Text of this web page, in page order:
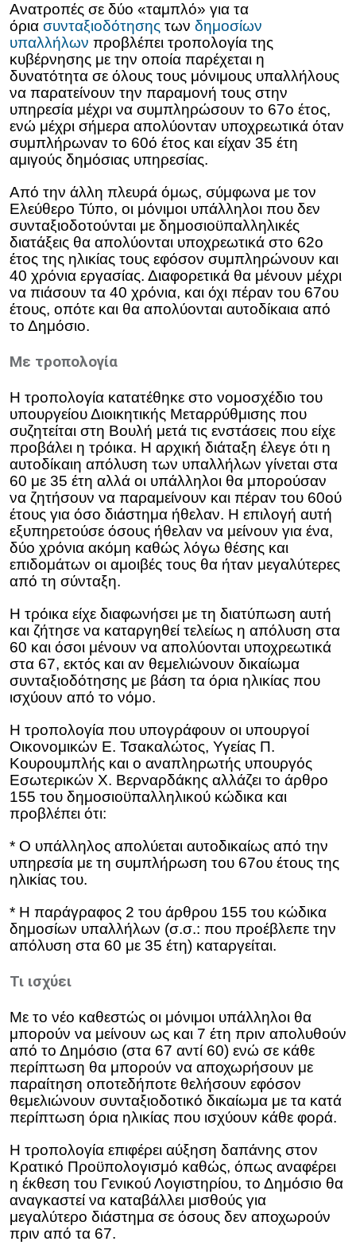
Ανατροπές σε δύο «ταμπλό» για τα
όρια συνταξιοδότησης των δημοσίων
υπαλλήλων προβλέπει τροπολογία της
κυβέρνησης με την οποία παρέχεται η
δυνατότητα σε όλους τους μόνιμους υπαλλήλους
να παρατείνουν την παραμονή τους στην
υπηρεσία μέχρι να συμπληρώσουν το 67ο έτος,
ενώ μέχρι σήμερα απολύονταν υποχρεωτικά όταν
συμπλήρωναν το 60ό έτος και είχαν 35 έτη
αμιγούς δημόσιας υπηρεσίας.
Από την άλλη πλευρά όμως, σύμφωνα με τον
Ελεύθερο Τύπο, οι μόνιμοι υπάλληλοι που δεν
συνταξιοδοτούνται με δημοσιοϋπαλληλικές
διατάξεις θα απολύονται υποχρεωτικά στο 62ο
έτος της ηλικίας τους εφόσον συμπληρώνουν και
40 χρόνια εργασίας. Διαφορετικά θα μένουν μέχρι
να πιάσουν τα 40 χρόνια, και όχι πέραν του 67ου
έτους, οπότε και θα απολύονται αυτοδίκαια από
το Δημόσιο.
Με τροπολογία
Η τροπολογία κατατέθηκε στο νομοσχέδιο του
υπουργείου Διοικητικής Μεταρρύθμισης που
συζητείται στη Βουλή μετά τις ενστάσεις που είχε
προβάλει η τρόικα. Η αρχική διάταξη έλεγε ότι η
αυτοδίκαιη απόλυση των υπαλλήλων γίνεται στα
60 με 35 έτη αλλά οι υπάλληλοι θα μπορούσαν
να ζητήσουν να παραμείνουν και πέραν του 60ού
έτους για όσο διάστημα ήθελαν. Η επιλογή αυτή
εξυπηρετούσε όσους ήθελαν να μείνουν για ένα,
δύο χρόνια ακόμη καθώς λόγω θέσης και
επιδομάτων οι αμοιβές τους θα ήταν μεγαλύτερες
από τη σύνταξη.
Η τρόικα είχε διαφωνήσει με τη διατύπωση αυτή
και ζήτησε να καταργηθεί τελείως η απόλυση στα
60 και όσοι μένουν να απολύονται υποχρεωτικά
στα 67, εκτός και αν θεμελιώνουν δικαίωμα
συνταξιοδότησης με βάση τα όρια ηλικίας που
ισχύουν από το νόμο.
Η τροπολογία που υπογράφουν οι υπουργοί
Οικονομικών Ε. Τσακαλώτος, Υγείας Π.
Κουρουμπλής και ο αναπληρωτής υπουργός
Εσωτερικών Χ. Βερναρδάκης αλλάζει το άρθρο
155 του δημοσιοϋπαλληλικού κώδικα και
προβλέπει ότι:
* Ο υπάλληλος απολύεται αυτοδικαίως από την
υπηρεσία με τη συμπλήρωση του 67ου έτους της
ηλικίας του.
* Η παράγραφος 2 του άρθρου 155 του κώδικα
δημοσίων υπαλλήλων (σ.σ.: που προέβλεπε την
απόλυση στα 60 με 35 έτη) καταργείται.
Τι ισχύει
Με το νέο καθεστώς οι μόνιμοι υπάλληλοι θα
μπορούν να μείνουν ως και 7 έτη πριν απολυθούν
από το Δημόσιο (στα 67 αντί 60) ενώ σε κάθε
περίπτωση θα μπορούν να αποχωρήσουν με
παραίτηση οποτεδήποτε θελήσουν εφόσον
θεμελιώνουν συνταξιοδοτικό δικαίωμα με τα κατά
περίπτωση όρια ηλικίας που ισχύουν κάθε φορά.
Η τροπολογία επιφέρει αύξηση δαπάνης στον
Κρατικό Προϋπολογισμό καθώς, όπως αναφέρει
η έκθεση του Γενικού Λογιστηρίου, το Δημόσιο θα
αναγκαστεί να καταβάλλει μισθούς για
μεγαλύτερο διάστημα σε όσους δεν αποχωρούν
πριν από τα 67.